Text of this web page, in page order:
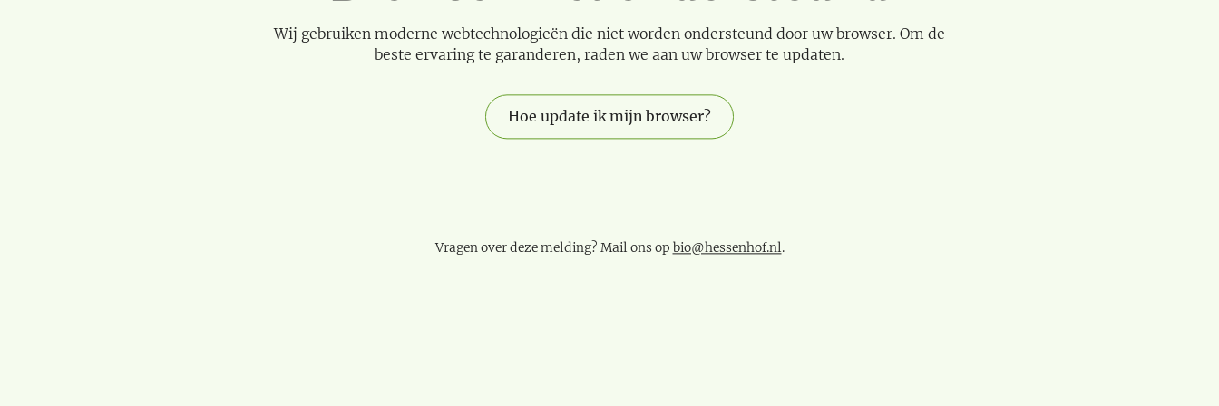
Wij gebruiken moderne webtechnologieën die niet worden ondersteund door uw browser. Om de
beste ervaring te garanderen, raden we aan uw browser te updaten.
Hoe update ik mijn browser?
Vragen over deze melding? Mail ons op bio@hessenhof.nl.